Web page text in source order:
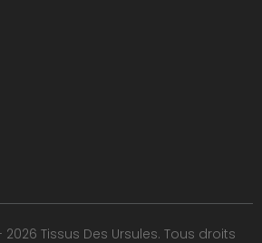
Tissus Des Ursules. Tous droits